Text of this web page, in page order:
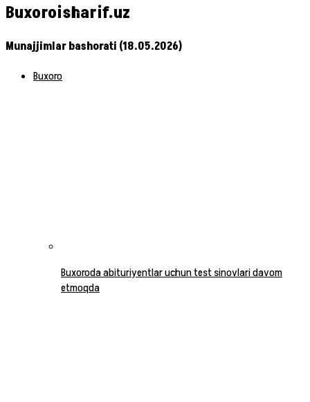
Buxoroisharif.uz
Munajjimlar bashorati (18.05.2026)
Buxoro
Buxoroda abituriyentlar uchun test sinovlari davom
etmoqda